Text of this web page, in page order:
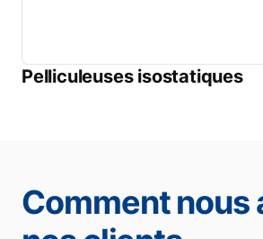
Pelliculeuses isostatiques
Comment nous